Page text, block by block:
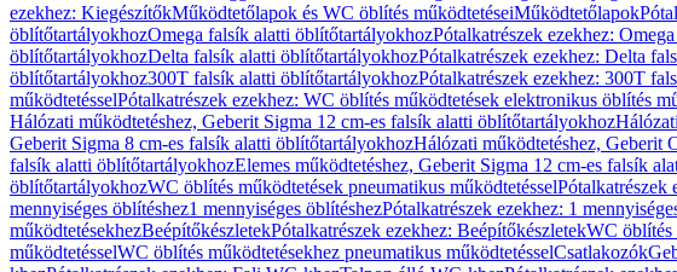
ezekhez: KiegészítőkMűködtetőlapok és WC öblítés működtetéseiMűködtetőlapok
öblítőtartályokhozOmega falsík alatti öblítőtartályokhozPótalkatrészek ezekhez:
öblítőtartályokhozDelta falsík alatti öblítőtartályokhozPótalkatrészek ezekhez: Delta
öblítőtartályokhoz300T falsík alatti öblítőtartályokhozPótalkatrészek ezekhez: 300T
működtetésselPótalkatrészek ezekhez: WC öblítés működtetések elektronikus öblítés
Hálózati működtetéshez, Geberit Sigma 12 cm-es falsík alatti öblítőtartályokhoz
Geberit Sigma 8 cm-es falsík alatti öblítőtartályokhozHálózati működtetéshez, Geberit
falsík alatti öblítőtartályokhozElemes működtetéshez, Geberit Sigma 12 cm-es falsík
öblítőtartályokhozWC öblítés működtetések pneumatikus működtetésselPótalkatrészek
mennyiséges öblítéshez1 mennyiséges öblítéshezPótalkatrészek ezekhez: 1
működtetésekhezBeépítőkészletekPótalkatrészek ezekhez: BeépítőkészletekWC öblítés
működtetésselWC öblítés működtetésekhez pneumatikus működtetésselCsatlakozók